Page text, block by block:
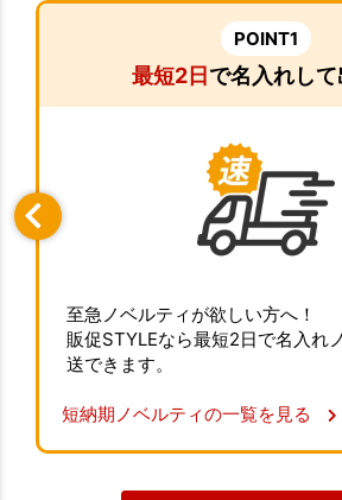
POINT1
最短2日 で名入れして
至急ノベルティが欲しい方へ！
販促STYLEなら最短2日で名入れ
送できます。
短納期ノベルティの一覧を見る